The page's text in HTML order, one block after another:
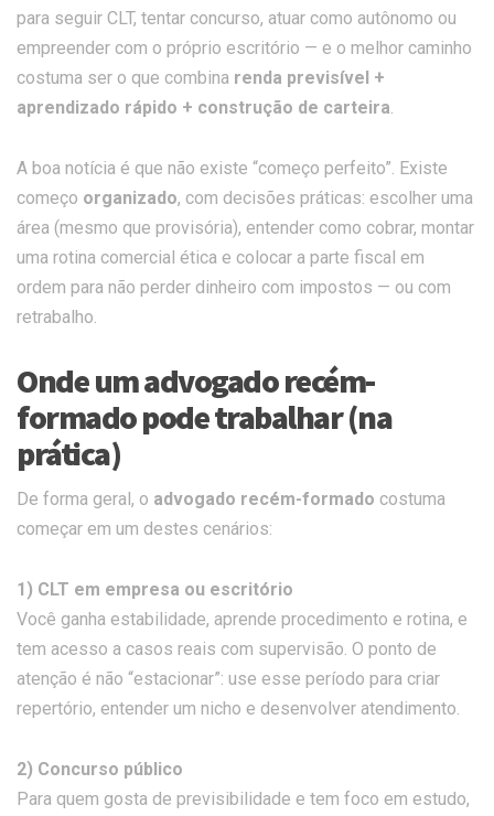
para seguir CLT, tentar concurso, atuar como autônomo ou
empreender com o próprio escritório — e o melhor caminho
costuma ser o que combina renda previsível +
aprendizado rápido + construção de carteira
A boa notícia é que não existe “começo perfeito”. Existe
começo organizado, com decisões práticas: escolher uma
área (mesmo que provisória), entender como cobrar, montar
uma rotina comercial ética e colocar a parte fiscal em
ordem para não perder dinheiro com impostos — ou com
retrabalho.
Onde um advogado recém-
formado pode trabalhar (na
prática)
De forma geral, o advogado recém-formado costuma
começar em um destes cenários:
1) CLT em empresa ou escritório
Você ganha estabilidade, aprende procedimento e rotina, e
tem acesso a casos reais com supervisão. O ponto de
atenção é não “estacionar”: use esse período para criar
repertório, entender um nicho e desenvolver atendimento.
2) Concurso público
Para quem gosta de previsibilidade e tem foco em estudo,